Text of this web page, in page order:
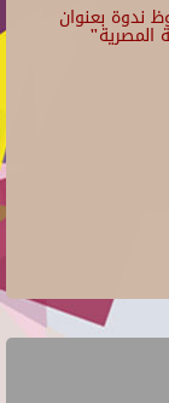
ندوة بعنوان
المصرية"